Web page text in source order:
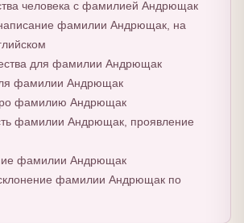
человека с фамилией Андрющак
фамилии Андрющак, на
для фамилии Андрющак
фамилии Андрющак
фамилию Андрющак
фамилии Андрющак, проявление
фамилии Андрющак
фамилии Андрющак по